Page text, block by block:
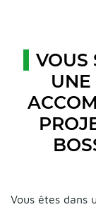
VOUS
Vous êtes dans